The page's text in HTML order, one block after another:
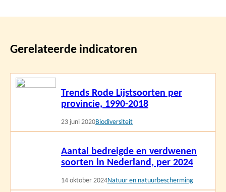
Gerelateerde indicatoren
Trends Rode Lijstsoorten per
provincie, 1990-2018
23 juni 2020Biodiversiteit
Lees
Aantal bedreigde en verdwenen
soorten in Nederland, per 2024
14 oktober 2024Natuur en natuurbescherming